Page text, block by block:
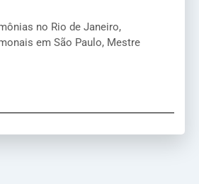
no Rio de Janeiro,
em São Paulo, Mestre